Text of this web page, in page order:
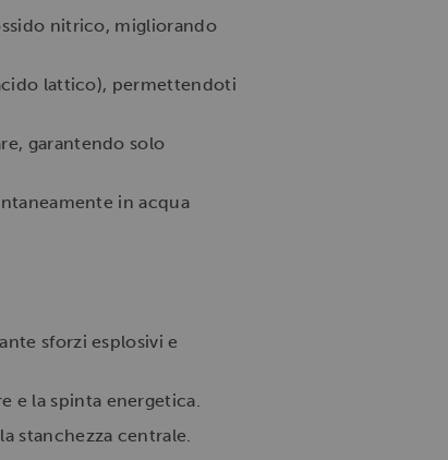
nitrico, migliorando
lattico), permettendoti
garantendo solo
in acqua
sforzi esplosivi e
e la spinta energetica.
stanchezza centrale.